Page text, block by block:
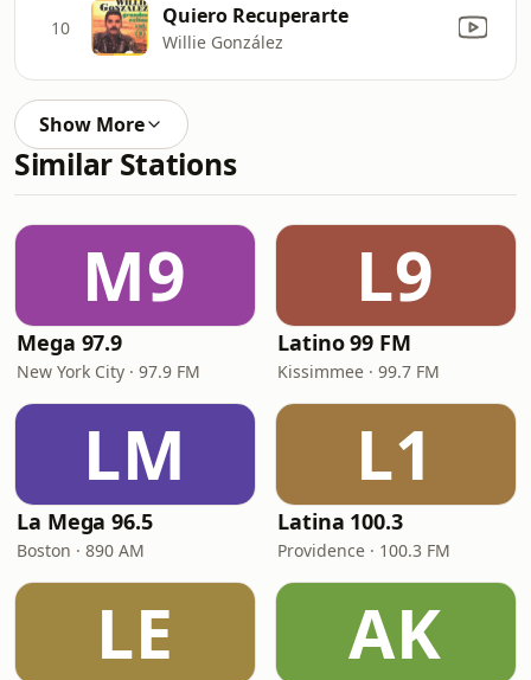
10 Quiero Recuperarte
Willie González
Show More
Similar Stations
M9
Mega 97.9
New York City · 97.9 FM
L9
Latino 99 FM
Kissimmee · 99.7 FM
LM
La Mega 96.5
Boston · 890 AM
L1
Latina 100.3
Providence · 100.3 FM
LE AK